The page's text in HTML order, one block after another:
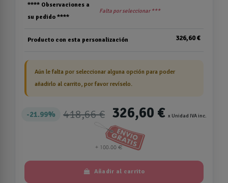
**** Observaciones a
su pedido ****
Falta por seleccionar ***
Producto con esta personalización 326,60 €
Aún le falta por seleccionar alguna opción para poder
añadirlo al carrito, por favor revíselo.
21.99% 418,66 € 326,60 € x Unidad IVA inc.
Añadir al carrito